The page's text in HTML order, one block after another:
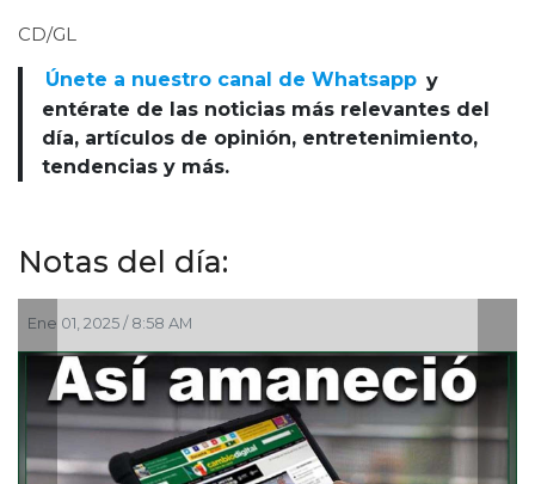
CD/GL
Únete a nuestro canal de Whatsapp y
entérate de las noticias más relevantes del
día, artículos de opinión, entretenimiento,
tendencias y más.
Notas del día:
AM